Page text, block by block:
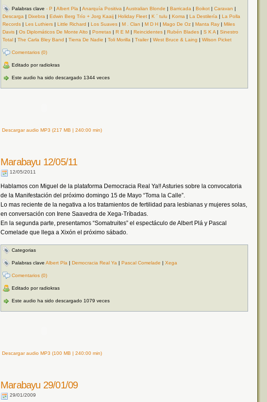
Palabras clave - P | Albert Pla | Anarquía Positiva | Australian Blonde | Barricada | Boikot | Caravan |
Descarga | Dixebra | Edwin Berg Trío + Jorg Kaaij | Holiday Fleet | K ´ tulu | Koma | La Destilería | La Polla
Records | Les Luthiers | Little Richard | Los Suaves | M . Clan | M D H | Mago De Oz | Manta Ray | Miles
Davis | Os Diplomáticos De Monte Alto | Porretas | R E M | Reincidentes | Rubén Blades | S K A | Sinestro
Total | The Carla Bley Band | Tierra De Nadie | Toli Morilla | Trailer| West Bruce & Laing | Wilson Picket
Comentarios (0)
Editado por radiokras
Este audio ha sido descargado 1344 veces
Descargar audio MP3 (217 MB | 240:00 min)
Marabayu 12/05/11
12/05/2011
Hablamos con Miguel de la plataforma Democracia Real Ya!! Asturies sobre la convocatoria
de la Manifestación del próximo domingo 15 de Mayo “Toma la Calle”.
Lo mas reciente de la negativa a los tratamientos de fertilidad para lesbianas y mujeres solas,
en conversación con Irene Saavedra de Xega-Tríbadas.
En la segunda parte, presentamos “Somatruites” el espectáculo de Albert Plá y Pascal
Comelade que llega a Xixón el próximo sábado.
Categorias
Palabras clave Albert Pla | Democracia Real Ya | Pascal Comelade | Xega
Comentarios (0)
Editado por radiokras
Este audio ha sido descargado 1079 veces
Descargar audio MP3 (100 MB | 240:00 min)
Marabayu 29/01/09
29/01/2009